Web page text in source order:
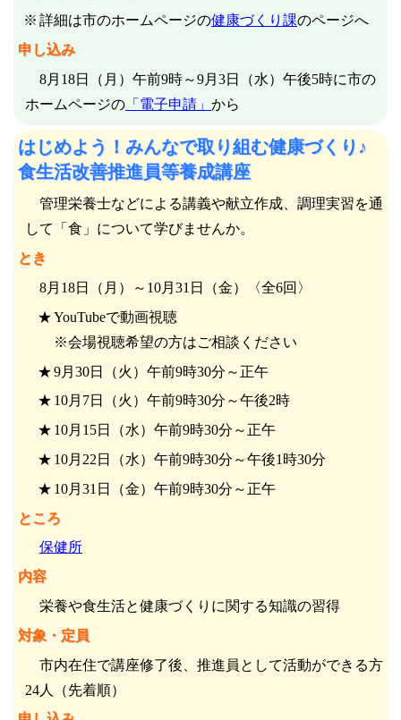
詳細は市のホームページの健康づくり課のページへ
申し込み
8月18日（月）午前9時～9月3日（水）午後5時に市の
ホームページの 「電子申請」 から
はじめよう！みんなで取り組む健康づくり♪
食生活改善推進員等養成講座
管理栄養士などによる講義や献立作成、調理実習を通
して「食」について学びませんか。
とき
8月18日（月）～10月31日（金）〈全6回〉
YouTubeで動画視聴
※会場視聴希望の方はご相談ください
9月30日（火）午前9時30分～正午
10月7日（火）午前9時30分～午後2時
10月15日（水）午前9時30分～正午
10月22日（水）午前9時30分～午後1時30分
10月31日（金）午前9時30分～正午
ところ
保健所
内容
栄養や食生活と健康づくりに関する知識の習得
対象・定員
市内在住で講座修了後、推進員として活動ができる方
24人（先着順）